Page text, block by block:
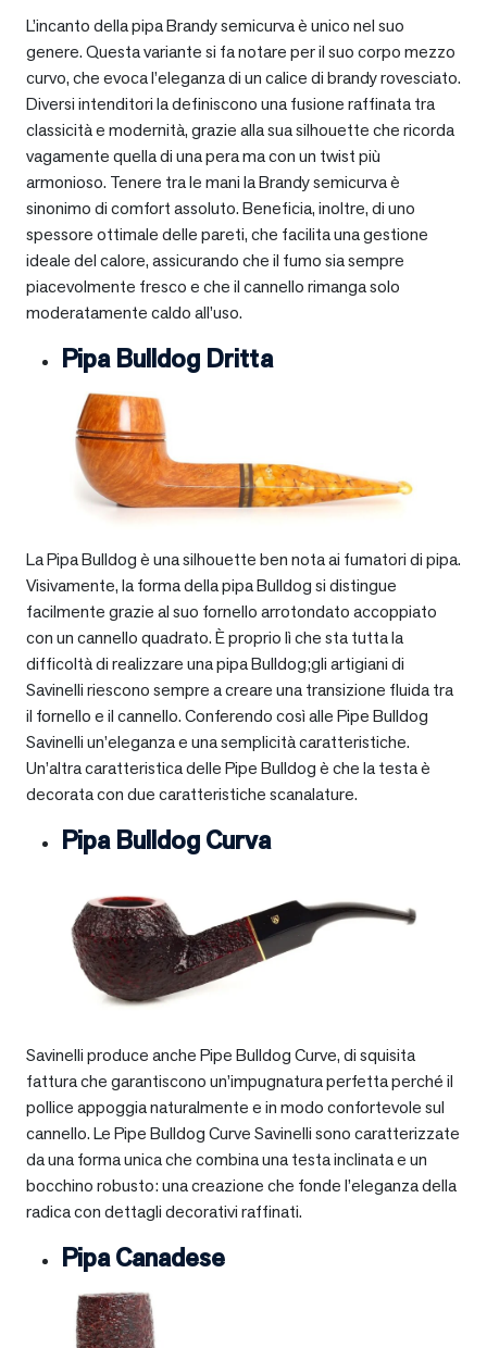
L’incanto della pipa Brandy semicurva è unico nel suo
genere. Questa variante si fa notare per il suo corpo mezzo
curvo, che evoca l’eleganza di un calice di brandy rovesciato.
Diversi intenditori la definiscono una fusione raffinata tra
classicità e modernità, grazie alla sua silhouette che ricorda
vagamente quella di una pera ma con un twist più
armonioso. Tenere tra le mani la Brandy semicurva è
sinonimo di comfort assoluto. Beneficia, inoltre, di uno
spessore ottimale delle pareti, che facilita una gestione
ideale del calore, assicurando che il fumo sia sempre
piacevolmente fresco e che il cannello rimanga solo
moderatamente caldo all’uso.
Pipa Bulldog Dritta
La Pipa Bulldog è una silhouette ben nota ai fumatori di pipa.
Visivamente, la forma della pipa Bulldog si distingue
facilmente grazie al suo fornello arrotondato accoppiato
con un cannello quadrato. È proprio lì che sta tutta la
difficoltà di realizzare una pipa Bulldog;gli artigiani di
Savinelli riescono sempre a creare una transizione fluida tra
il fornello e il cannello. Conferendo così alle Pipe Bulldog
Savinelli un’eleganza e una semplicità caratteristiche.
Un’altra caratteristica delle Pipe Bulldog è che la testa è
decorata con due caratteristiche scanalature.
Pipa Bulldog Curva
Savinelli produce anche Pipe Bulldog Curve, di squisita
fattura che garantiscono un’impugnatura perfetta perché il
pollice appoggia naturalmente e in modo confortevole sul
cannello. Le Pipe Bulldog Curve Savinelli sono caratterizzate
da una forma unica che combina una testa inclinata e un
bocchino robusto: una creazione che fonde l’eleganza della
radica con dettagli decorativi raffinati.
Pipa Canadese